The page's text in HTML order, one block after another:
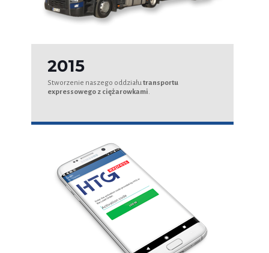
2015
Stworzenie naszego oddziałutransportu
expressowego z ciężarowkami.